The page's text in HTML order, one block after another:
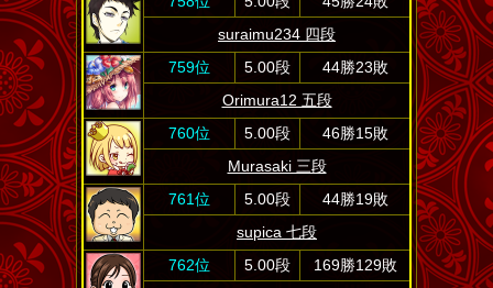
suraimu234 四段
759位
5.00段
44勝23敗
Orimura12 五段
760位
5.00段
46勝15敗
Murasaki 三段
761位
5.00段
44勝19敗
supica 七段
762位
5.00段
169勝129敗